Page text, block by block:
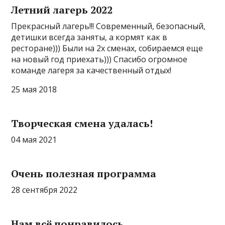
Летний лагерь 2022
Прекрасный лагерь!!! Современный, безопасный,
детишки всегда заняты, а кормят как в
ресторане))) Были на 2х сменах, собираемся еще
на новый год приехать))) Спасибо огромное
команде лагеря за качественный отдых!
25 мая 2018
Творческая смена удалась!
04 мая 2021
Очень полезная программа
28 сентября 2022